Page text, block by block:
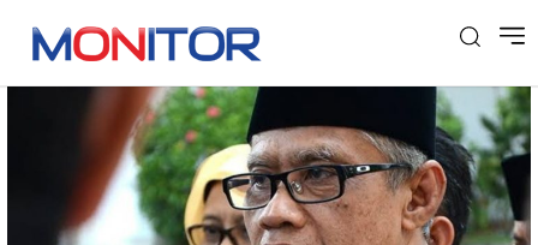
Tag: teror bom di surabaya